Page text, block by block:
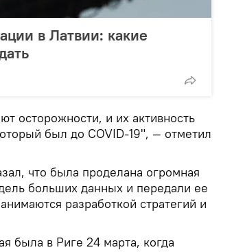
в Латвии: какие
осторожности, и их активность
был до COVID-19", — отметил
что была проделана огромная
больших данных и передали ее
разработкой стратегий и
была в Риге 24 марта, когда